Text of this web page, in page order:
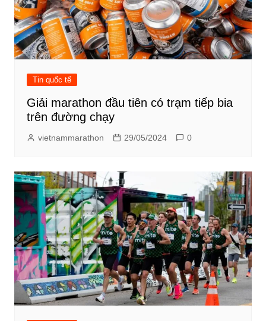
Tin quốc tế
Giải marathon đầu tiên có trạm tiếp bia
trên đường chạy
vietnammarathon 29/05/2024 0